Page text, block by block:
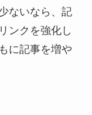
ないなら、記
ンクを強化し
に記事を増や